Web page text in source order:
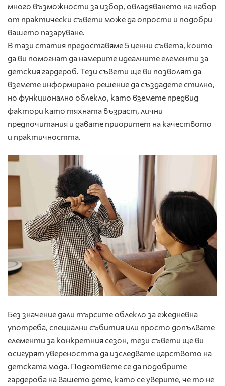
много възможности за избор, овладяването на набор
от практически съвети може да опрости и подобри
вашето пазаруване.
В тази статия предоставяме 5 ценни съвета, които
да ви помогнат да намерите идеалните елементи за
детския гардероб. Тези съвети ще ви позволят да
вземете информирано решение да създадете стилно,
но функционално облекло, като вземете предвид
фактори като тяхната възраст, лични
предпочитания и давате приоритет на качеството
и практичността.
Без значение дали търсите облекло за ежедневна
употреба, специални събития или просто допълвате
елементи за конкретния сезон, тези съвети ще ви
осигурят увереността да изследвате царството на
детската мода. Подгответе се да подобрите
гардероба на вашето дете, като се уверите, че то не